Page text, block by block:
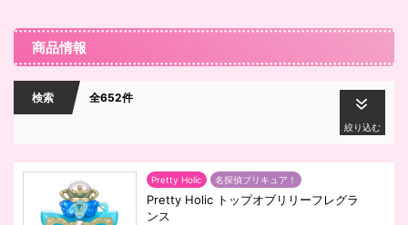
商品情報
検索 全652件
絞り込む
Pretty Holic 名探偵プリキュア！
Pretty Holic トップオブリリーフレグラ
ンス